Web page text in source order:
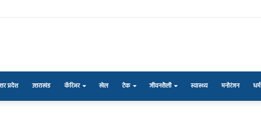
प्रदेश उत्तराखंड कॅरिअर खेल टेक जीवनशैली स्वास्थ्य मनोरंजन धर्म